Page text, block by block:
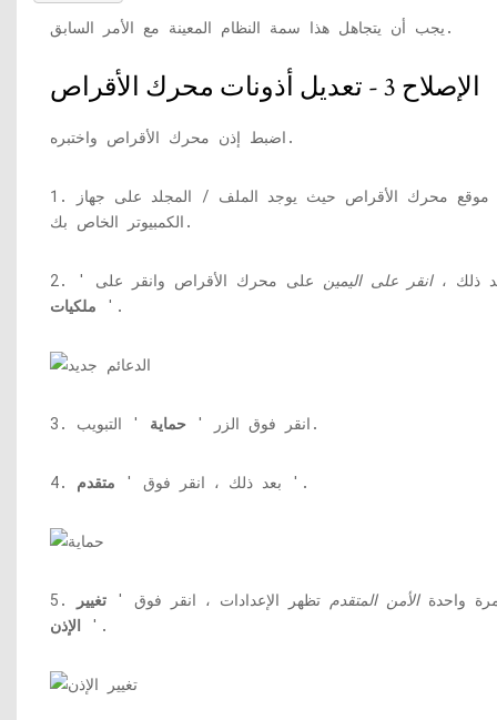
يجب أن يتجاهل هذا سمة النظام المعينة مع الأمر السابق.
الإصلاح 3 - تعديل أذونات محرك الأقراص
اضبط إذن محرك الأقراص واختبره.
1. حدد موقع محرك الأقراص حيث يوجد الملف / المجلد على جهاز
الكمبيوتر الخاص بك.
ذلك ،انقر على اليمين على محرك الأقراص وانقر على '
ملكيات '.
3. انقر فوق الزر ' حماية ' التبويب.
4. بعد ذلك ، انقر فوق ' متقدم '.
مرة واحدةالأمن المتقدم تظهر الإعدادات ، انقر فوق ' تغيير
الإذن '.